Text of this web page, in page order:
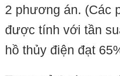
2 phương án. (Các
được tính với tần
hồ thủy điện đạt